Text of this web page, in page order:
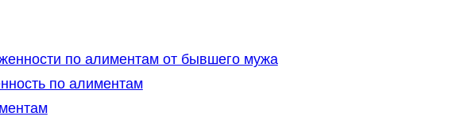
по алиментам от бывшего мужа
по алиментам